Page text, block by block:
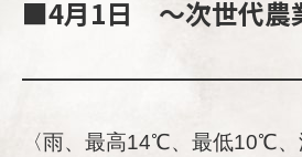
■4月1日 ～次世代農
〈雨、最高14℃、最低10℃、